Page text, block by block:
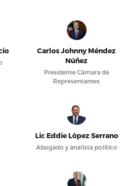
Carlos Johnny Méndez
Núñez
Presidente Cámara de
Representantes
Lic Eddie López Serrano
Abogado y analista político